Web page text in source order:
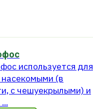
используется для
насекомыми (в
с чешуекрылыми) и